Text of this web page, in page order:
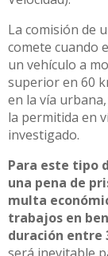
La comisión de
comete cuando
un vehículo a
superior en 60
en la vía
la permitida en
investigado.
Para este tipo
una pena de
multa
trabajos en
duración entre